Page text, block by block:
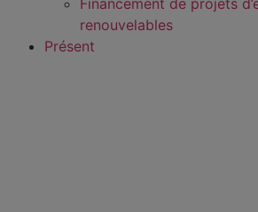
renouvelables
Présent